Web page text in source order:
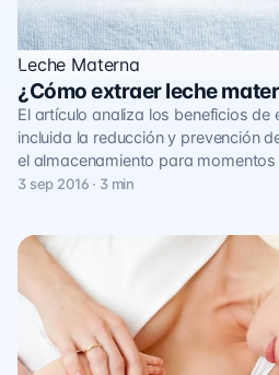
Leche Materna
¿Cómo extraer leche
El artículo analiza los beneficios de
incluida la reducción y prevención
el almacenamiento para
3 sep 2016 · 3 min